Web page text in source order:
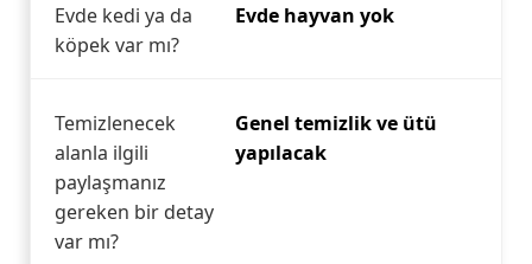
Evde kedi ya da
köpek var mı?
Evde hayvan yok
Temizlenecek
alanla ilgili
paylaşmanız
gereken bir detay
var mı?
Genel temizlik ve ütü
yapılacak